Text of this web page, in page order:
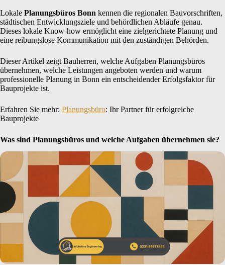
Lokale Planungsbüros Bonn kennen die regionalen Bauvorschriften,
städtischen Entwicklungsziele und behördlichen Abläufe genau.
Dieses lokale Know-how ermöglicht eine zielgerichtete Planung und
eine reibungslose Kommunikation mit den zuständigen Behörden.
Dieser Artikel zeigt Bauherren, welche Aufgaben Planungsbüros
übernehmen, welche Leistungen angeboten werden und warum
professionelle Planung in Bonn ein entscheidender Erfolgsfaktor für
Bauprojekte ist.
Erfahren Sie mehr: Planungsbüro: Ihr Partner für erfolgreiche
Bauprojekte
Was sind Planungsbüros und welche Aufgaben übernehmen sie?